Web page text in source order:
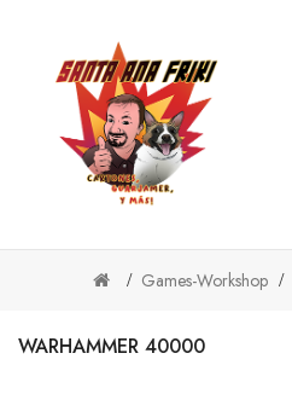
Games-Workshop
WARHAMMER 40000